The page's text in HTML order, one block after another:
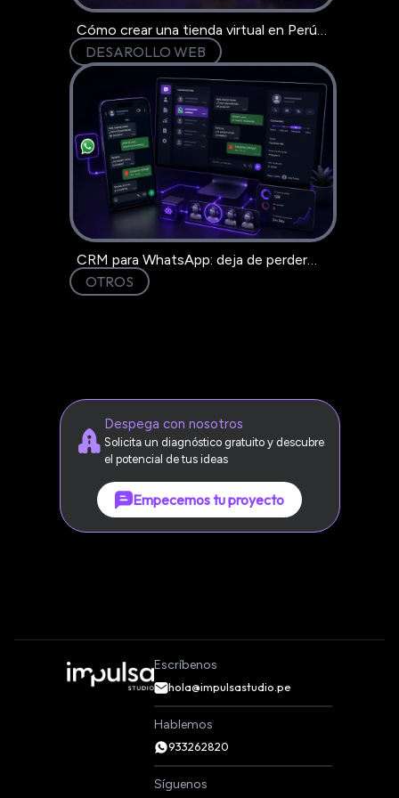
Cómo crear una tienda virtual en Perú
paso a paso
DESAROLLO WEB
CRM para WhatsApp: deja de perder
clientes en el chat
OTROS
Despega con nosotros
Solicita un diagnóstico gratuito y descubre
el potencial de tus ideas
Empecemos tu proyecto
Escríbenos
hola@impulsastudio.pe
Hablemos
933262820
Síguenos